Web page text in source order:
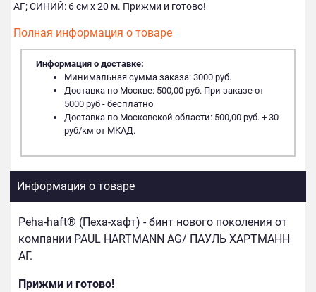
АГ; СИНИЙ: 6 см х 20 м. Прижми и готово!
Полная информация о товаре
Информация о доставке:
Минимальная сумма заказа: 3000 руб.
Доставка по Москве: 500,00 руб. При заказе от
5000 руб - бесплатно
Доставка по Московской области: 500,00 руб. + 30
руб/км от МКАД.
Информация о товаре
Peha-haft® (Пеха-хафт) - бинт нового поколения от
компании PAUL HARTMANN AG/ ПАУЛЬ ХАРТМАНН
АГ.
Прижми и готово!